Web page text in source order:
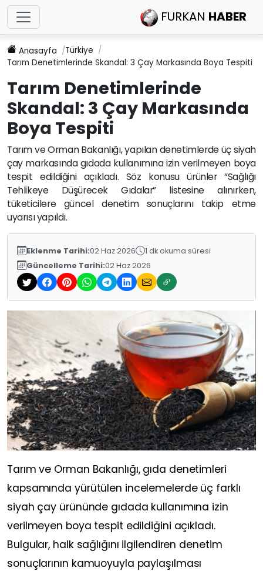
FURKAN HABER
Anasayfa
Türkiye
Tarım Denetimlerinde Skandal: 3 Çay Markasında Boya Tespiti
Tarım Denetimlerinde
Skandal: 3 Çay Markasında
Boya Tespiti
Tarım ve Orman Bakanlığı, yapılan denetimlerde üç siyah
çay markasında gıdada kullanımına izin verilmeyen boya
tespit edildiğini açıkladı. Söz konusu ürünler “Sağlığı
Tehlikeye Düşürecek Gıdalar” listesine alınırken,
tüketicilere güncel denetim sonuçlarını takip etme
uyarısı yapıldı.
Eklenme Tarihi:02 Haz 2026
1 dk okuma süresi
Güncelleme Tarihi:02 Haz 2026
Tarım ve Orman Bakanlığı, gıda denetimleri
kapsamında yürütülen incelemelerde üç farklı
siyah çay ürününde gıdada kullanımına izin
verilmeyen boya tespit edildiğini açıkladı.
Bulgular, halk sağlığını ilgilendiren denetim
sonuçlarının kamuoyuyla paylaşılması